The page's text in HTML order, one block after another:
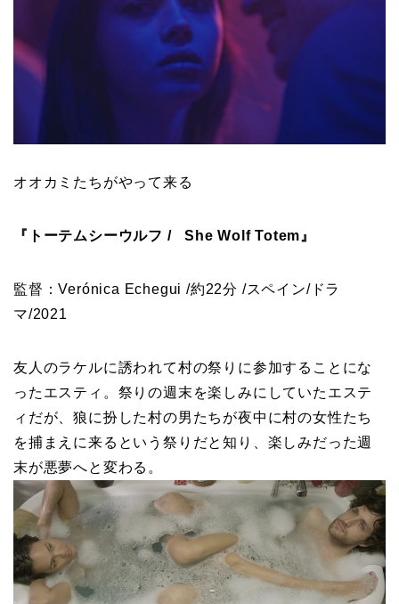
オオカミたちがやって来る
『トーテムシーウルフ / She Wolf Totem』
監督：Verónica Echegui /約22分 /スペイン/ドラ
マ/2021
友人のラケルに誘われて村の祭りに参加することにな
ったエスティ。祭りの週末を楽しみにしていたエステ
ィだが、狼に扮した村の男たちが夜中に村の女性たち
を捕まえに来るという祭りだと知り、楽しみだった週
末が悪夢へと変わる。